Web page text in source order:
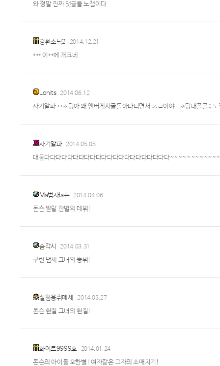
와 정말 진짜 댓글들 노잼이다
경환소닉2 2014.12.21
*** 이**에 개크네
Lonits 2014.06.12
사기알파 **초딩아 왜 엔버게시글돌아다니면서 ㅈㄹ이야.. 초딩내폴폴;;
사기알파 2014.05.05
대둗다다다다다다다다다다다다다다다다다다다다다다
Ma법사la는 2014.04.06
돈슨 발랄 한별의 데뷔!
솜각시 2014.03.31
구린 냄새 그녀의 똥뷔!
실험용쥐메세 2014.03.27
돈슨 현질 그녀의 현질!
화이트9999호 2014.01.24
돈슨의 아이돌 오한별! 여자같은 그자의 소매치기!